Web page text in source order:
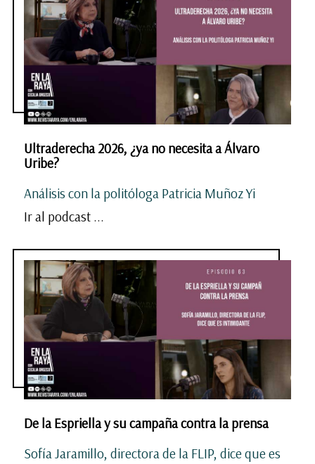
Ultraderecha 2026, ¿ya no necesita a Álvaro
Uribe?
Análisis con la politóloga Patricia Muñoz Yi
Ir al podcast ...
De la Espriella y su campaña contra la prensa
Sofía Jaramillo, directora de la FLIP, dice que es